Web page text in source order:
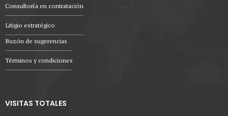
Consultoría en contratación
Litigio estratégico
Buzón de sugerencias
Términos y condiciones
VISITAS TOTALES